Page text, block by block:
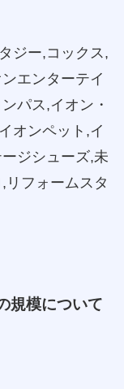
ジー,コックス,
エンターテイ
パス,イオン・
オンペット,イ
ジシューズ,未
フォームスタ
規模について